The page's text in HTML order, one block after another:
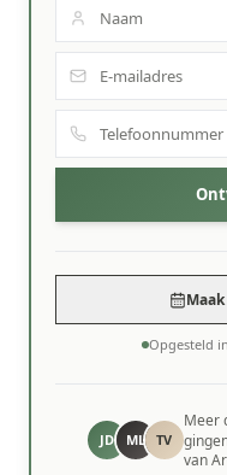
Opgesteld
JD ML TV
Meer
van